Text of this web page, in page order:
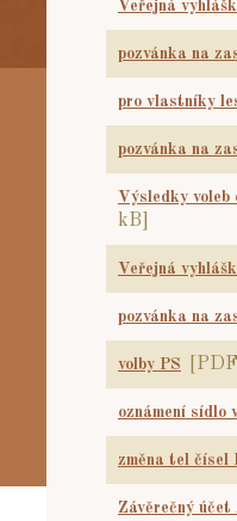
Veřejná
pozvánka na
pro vlastníky
pozvánka na
Výsledky voleb
kB]
Veřejná
pozvánka na
volby PS
oznámení sídlo
změna tel čísel
Závěrečný